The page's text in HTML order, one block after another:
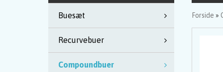
Buesæt
Recurvebuer
Compoundbuer
Forside »